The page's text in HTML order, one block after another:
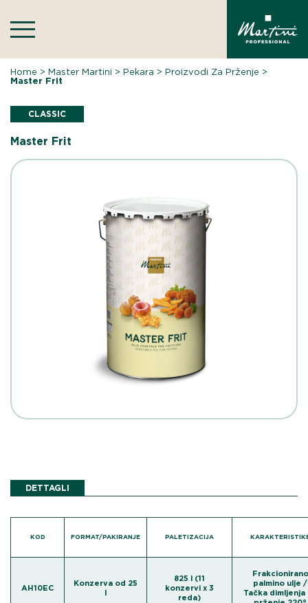
content
Home >Master Martini >Pekara >Proizvodi Za Prženje >
Master Frit
CLASSIC
Master Frit
DETTAGLI
KOD FORMAT/PAKIRANJE
AH10EC
Konzerva od 25
l
PALETIZACIJA
825 l (11
konzervi x 3
reda)
Frakcionirano
palmino ulje /
Tačka dimljenja